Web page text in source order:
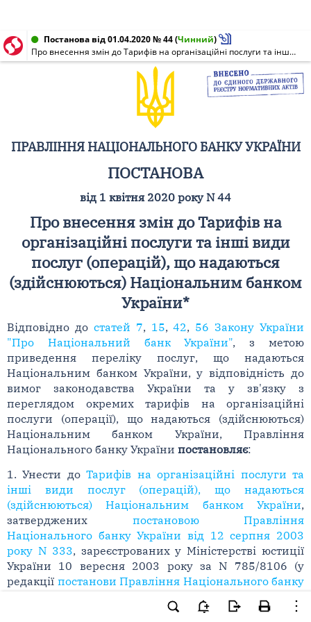
Постанова від 01.04.2020 № 44(Чинний)
Про внесення змін до Тарифів на організаційні послуги та інші види послуг (операцій), що надаються (здійснюються) Національним банком України